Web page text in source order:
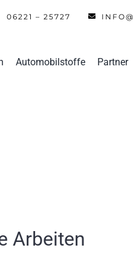
06221 – 25727
Automobilstoffe Partner
Arbeiten